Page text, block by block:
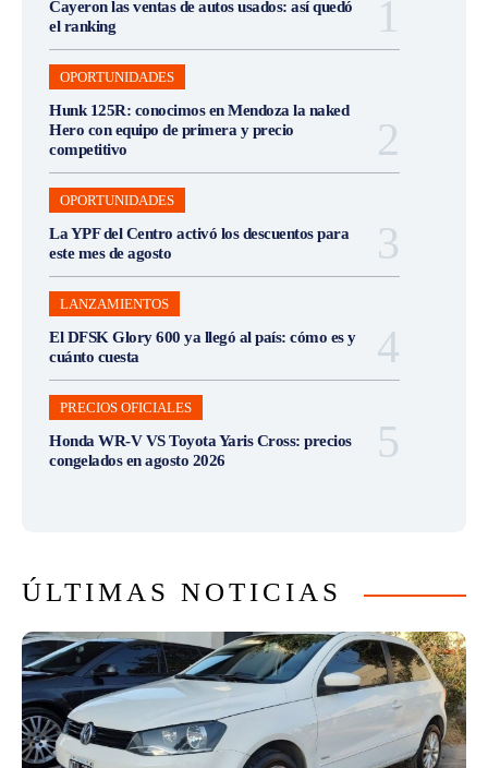
Cayeron las ventas de autos usados: así quedó
el ranking
OPORTUNIDADES
Hunk 125R: conocimos en Mendoza la naked
Hero con equipo de primera y precio
competitivo
OPORTUNIDADES
La YPF del Centro activó los descuentos para
este mes de agosto
LANZAMIENTOS
El DFSK Glory 600 ya llegó al país: cómo es y
cuánto cuesta
PRECIOS OFICIALES
Honda WR-V VS Toyota Yaris Cross: precios
congelados en agosto 2026
ÚLTIMAS NOTICIAS